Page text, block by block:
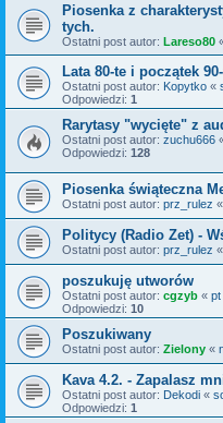
Piosenka z
tych.
Ostatni post autor: Lareso80
Lata 80-te i początek
Ostatni post autor: Kopytko «
Odpowiedzi: 1
Rarytasy "wycięte" z
Ostatni post autor: zuchu666
Odpowiedzi: 128
Piosenka świąteczna
Ostatni post autor: prz_rulez «
Politycy (Radio Zet) -
Ostatni post autor: prz_rulez «
poszukuję utworów
Ostatni post autor: cgzyb « pt
Odpowiedzi: 10
Poszukiwany
Ostatni post autor: Zielony «
Kava 4.2. - Zapalasz
Ostatni post autor: Dekodi «
Odpowiedzi: 1